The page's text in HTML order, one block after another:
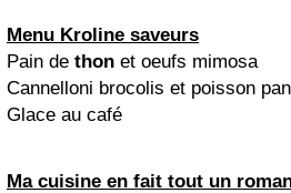
Menu Kroline saveurs
Pain de thon et oeufs mimosa
Cannelloni brocolis et poisson
Glace au café
Ma cuisine en fait tout un